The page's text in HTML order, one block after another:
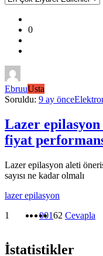
Kullanıcı
Yorumları
Deneyimleri
En
sonuncu
Sorular
0
EbruuUsta
Soruldu: 9 ay önce
Lazer
fiyat
Lazer epilasyon aleti
sayısı ne kadar olmalı
lazer epilasyon
1
00162 Cevapla
İstatistikler